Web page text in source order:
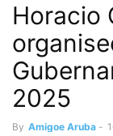
Horacio
2025
By Amigoe Aruba -